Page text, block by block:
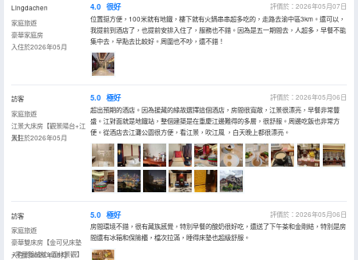
Lingdachen
家庭旅遊
豪華家庭房
入住於2026年05月
4.0 很好
評價於：2026年05月07日
位置挺方便，100米就有地鐵，樓下就有火鍋串串超多吃的，走路去渝中區3km。還可以，
我提前到酒店了，也提前安排入住了，服務也不錯。因為是五一期間去，人超多，早餐不能
集中去，早點去比較好。周圍也不吵，還不錯！
訪客
家庭旅遊
江景大床房【觀景陽台+江
景】
入住於2026年05月
5.0 極好
評價於：2026年05月06日
超出預期的酒店。因為援藏的緣故選擇這個酒店，房間很寬敞，江景很漂亮，早餐非常豐
盛。江對面就是地鐵站，整個建築是在重慶江邊難得的多層，很舒服。周邊吃飯也非常方
便。從酒店去江灘公園很方便，看江景，吹江風 ，白天晚上都很漂亮。
訪客
家庭旅遊
豪華雙床房【金可兒床墊
+零壓鵝絨枕+園林景觀】
入住於2026年05月
5.0 極好
評價於：2026年05月06日
房間環境不錯，很有藏族感覺，特別早餐的酸奶很好吃，還送了下午茶和金剛結，特別是房
間還有冰箱和保險櫃，檔次拉滿，睡得床墊也超級舒服。